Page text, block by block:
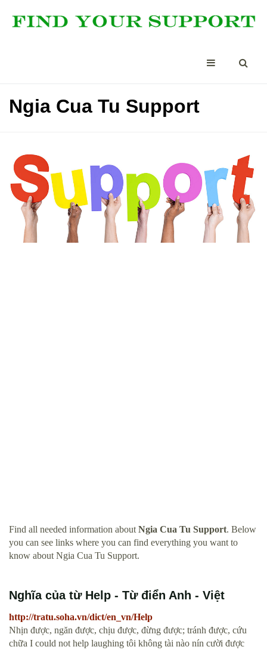
Ngia Cua Tu Support
Find all needed information about Ngia Cua Tu Support. Below
you can see links where you can find everything you want to
know about Ngia Cua Tu Support.
Nghĩa của từ Help - Từ điển Anh - Việt
http://tratu.soha.vn/dict/en_vn/Help
Nhịn được, ngăn được, chịu được, đừng được; tránh được, cứu
chữa I could not help laughing tôi không tài nào nín cười được